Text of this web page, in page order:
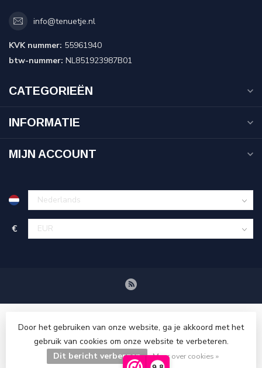
info@tenuetje.nl
KVK nummer: 55961940
btw-nummer: NL851923987B01
CATEGORIEËN
INFORMATIE
MIJN ACCOUNT
€
© Copyright 2026 Tenuetje.nl
Door het gebruiken van onze website, ga je akkoord met het
gebruik van cookies om onze website te verbeteren.
Dit bericht verbergen
Meer over cookies »